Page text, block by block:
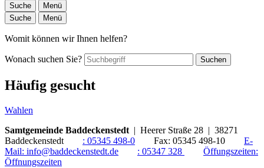
Suche
Menü
Suche
Menü
Womit können wir Ihnen helfen?
Wonach suchen Sie? Suchen
Häufig gesucht
Wahlen
Samtgemeinde Baddeckenstedt | Heerer Straße 28 | 38271
Baddeckenstedt : 05345 498-0 Fax: 05345 498-10
E-
Mail: info@baddeckenstedt.de : 05347 328
Öffungszeiten:
Öffnungszeiten